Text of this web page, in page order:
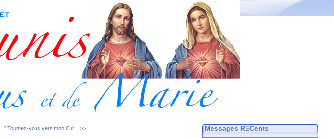
" Tournez-vous vers mon Cur... >> Messages RÉCents